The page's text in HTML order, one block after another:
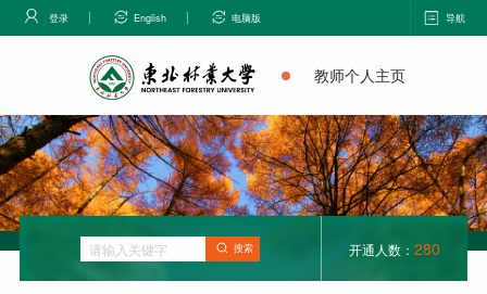
登录 English 电脑版 导航
教师个人主页
搜索 开通人数： 280